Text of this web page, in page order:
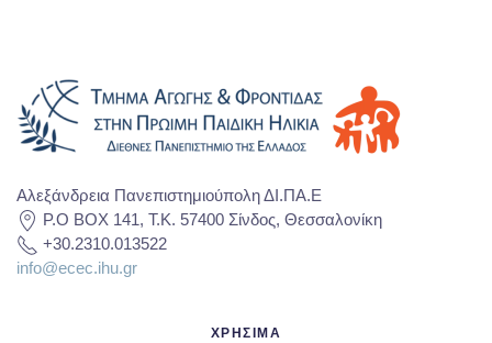
Αλεξάνδρεια Πανεπιστημιούπολη ΔΙ.ΠΑ.Ε
P.O BOX 141, T.K. 57400 Σίνδος, Θεσσαλονίκη
+30.2310.013522
info@ecec.ihu.gr
ΧΡΗΣΙΜΑ